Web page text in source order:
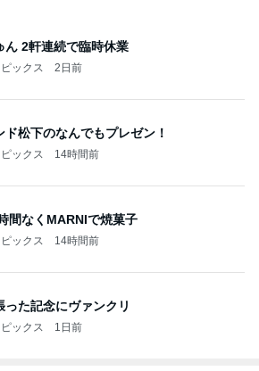
ん 2軒連続で臨時休業
ックス 2日前
ド松下のなんでもプレゼン！
ックス 14時間前
間なくMARNIで焼菓子
ックス 14時間前
った記念にヴァンクリ
ックス 1日前